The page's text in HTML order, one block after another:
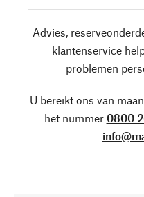
Advies,
klantenservice
problemen
U bereikt ons van
het nummer 0800